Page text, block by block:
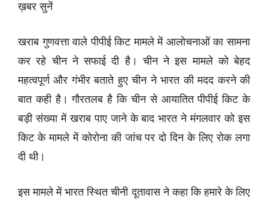
ख़बर सुनें
खराब गुणवत्ता वाले पीपीई किट मामले में आलोचनाओं का सामना
कर रहे चीन ने सफाई दी है। चीन ने इस मामले को बेहद
महत्वपूर्ण और गंभीर बताते हुए चीन ने भारत की मदद करने की
बात कही है। गौरतलब है कि चीन से आयातित पीपीई किट के
बड़ी संख्या में खराब पाए जाने के बाद भारत ने मंगलवार को इस
किट के मामले में कोरोना की जांच पर दो दिन के लिए रोक लगा
दी थी।
इस मामले में भारत स्थित चीनी दूतावास ने कहा कि हमारे के लिए